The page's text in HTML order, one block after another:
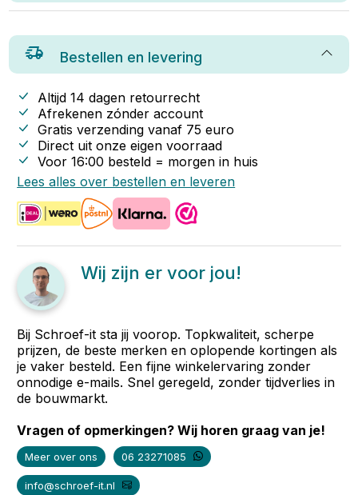
Bestellen en levering
Altijd 14 dagen retourrecht
Afrekenen zónder account
Gratis verzending vanaf 75 euro
Direct uit onze eigen voorraad
Voor 16:00 besteld = morgen in huis
Lees alles over bestellen en leveren
Wij zijn er voor jou!
Bij Schroef-it sta jij voorop. Topkwaliteit, scherpe
prijzen, de beste merken en oplopende kortingen als
je vaker besteld. Een fijne winkelervaring zonder
onnodige e-mails. Snel geregeld, zonder tijdverlies in
de bouwmarkt.
Vragen of opmerkingen? Wij horen graag van je!
Meer over ons 06 23271085
info@schroef-it.nl